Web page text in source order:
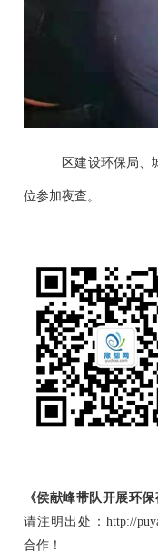
区建设环保局、
位参加夜查。
《侯献峰带队开展环保
请注明出处：http://
合作！